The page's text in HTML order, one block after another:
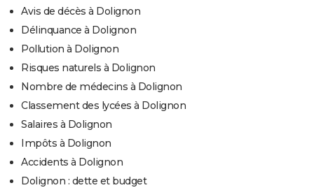
Avis de décès à Dolignon
Délinquance à Dolignon
Pollution à Dolignon
Risques naturels à Dolignon
Nombre de médecins à Dolignon
Classement des lycées à Dolignon
Salaires à Dolignon
Impôts à Dolignon
Accidents à Dolignon
Dolignon : dette et budget